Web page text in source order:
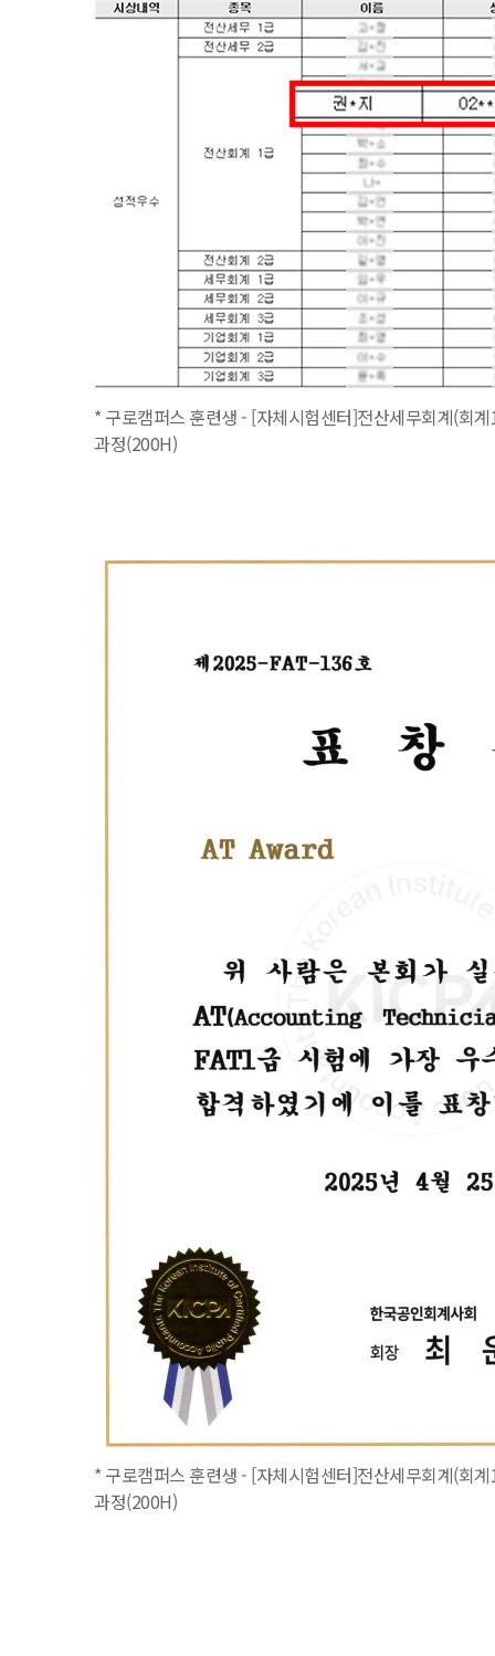
* 구로캠퍼스 훈련생 - [자체시험센터]전산세무회계(회
과정(200H)
* 구로캠퍼스 훈련생 - [자체시험센터]전산세무회계(회
과정(200H)